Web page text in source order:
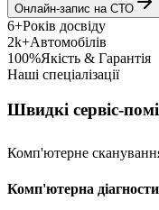
Онлайн-запис на СТО
6+Років досвіду
2k+Автомобілів
100%Якість & Гарантія
Наші спеціалізації
Швидкі сервіс-
Комп'ютерне
Комп'ютерна